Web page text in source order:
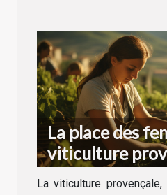
La place des
viticulture
La viticulture